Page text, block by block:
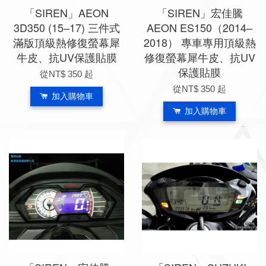
「SIREN」AEON
3D350 (15–17) 三件式
滿版頂級熱修復螢幕犀
牛皮、抗UV保護貼膜
從NT$ 350 起
加入購物車
「SIREN」宏佳騰
AEON ES150（2014–
2018） 專車專用頂級熱
修復螢幕犀牛皮、抗UV
保護貼膜
從NT$ 350 起
加入購物車